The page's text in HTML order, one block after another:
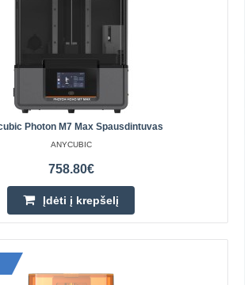
yra moderniausias įrenginys, skirtas
tiek mėgėjams, kurie orientuojasi į..
4-7 D.d.
Įdėti į krepšelį
Pridėti prie pageidavimų sąrašo
Photon M7 Max Spausdintuvas
ANYCUBIC
758.80€
Įdėti į krepšelį